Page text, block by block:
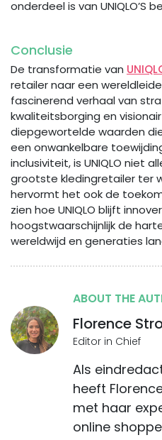
onderdeel is van UNIQLO’S
Conclusie
De transformatie van
retailer naar een
fascinerend verhaal van
kwaliteitsborging en
diepgewortelde waarden
een onwankelbare
inclusiviteit, is UNIQLO niet
grootste kledingretailer ter
hervormt het ook de
zien hoe UNIQLO blijft
hoogstwaarschijnlijk de
wereldwijd en generaties
ABOUT THE
Florence
Editor in Chief
Als
heeft
met haar
online